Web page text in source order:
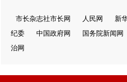
市长杂志社市长网 人民网 新
纪委
中国政府网 国务院新闻网
治网